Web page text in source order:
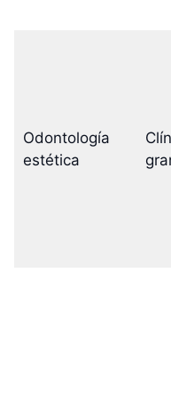
Odontología
estética